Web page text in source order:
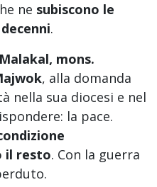
ne subiscono le
.
mons.
, alla domanda
nella sua diocesi e nel
la pace.
il resto. Con la guerra